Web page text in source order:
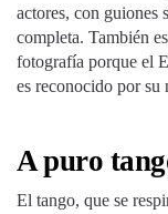
actores, con guiones
completa. También
fotografía porque el
es reconocido por su
A puro
El tango, que se